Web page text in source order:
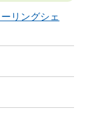
リングシェ